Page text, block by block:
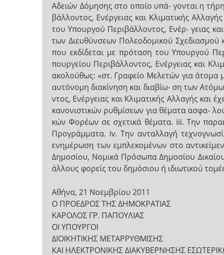
Αδειών Δόμησης στο οποίο υπά- γονται η
βάλλοντος, Ενέργειας και Κλιματικής
του Υπουργού Περιβάλλοντος, Ενέρ- γειας
των Διευθύνσεων Πολεοδομικού Σχεδιασμού
που εκδίδεται με πρόταση του Υπουργού
πουργείου Περιβάλλοντος, Ενέργειας και
ακολούθως: «στ. Γραφείο Μελετών για άτομα
αυτόνομη διακίνηση και διαβίω- ση των
ντος, Ενέργειας και Κλιματικής Αλλαγής και
κανονιστικών ρυθμίσεων για θέματα ασφα-
κών Φορέων σε σχετικά θέματα. iii. Την
Προγράμματα. iv. Την ανταλλαγή
ενημέρωση των εμπλεκομένων στο
Δημοσίου, Νομικά Πρόσωπα Δημοσίου
άλλους φορείς του δημόσιου ή ιδιωτικού
Αθήνα, 21 Νοεμβρίου 2011
Ο ΠΡΟΕΔΡΟΣ ΤΗΣ ΔΗΜΟΚΡΑΤΙΑΣ
ΚΑΡΟΛΟΣ ΓΡ. ΠΑΠΟΥΛΙΑΣ
ΟΙ ΥΠΟΥΡΓΟΙ
ΔΙΟΙΚΗΤΙΚΗΣ ΜΕΤΑΡΡΥΘΜΙΣΗΣ
ΚΑΙ ΗΛΕΚΤΡΟΝΙΚΗΣ ΔΙΑΚΥΒΕΡΝΗΣΗΣ